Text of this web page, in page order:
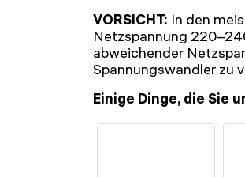
VORSICHT: In den
Netzspannung
abweichender
Spannungswandler zu
Einige Dinge, die Sie